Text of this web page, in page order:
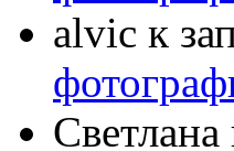
alvic к
Светлана